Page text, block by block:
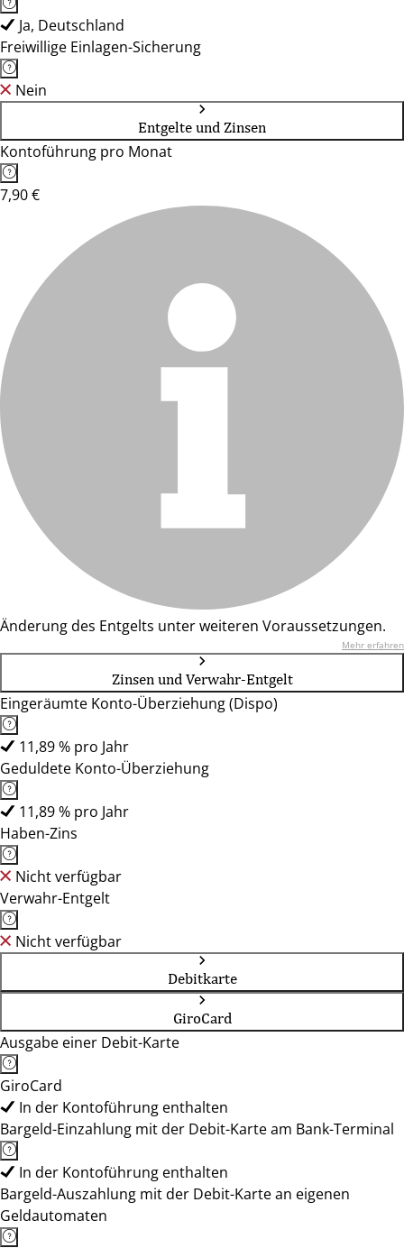
Ja, Deutschland
Freiwillige Einlagen-Sicherung
Nein
Entgelte und Zinsen
Kontoführung pro Monat
7,90 €
Änderung des Entgelts unter weiteren Voraussetzungen.
Mehr erfahren
Zinsen und Verwahr-Entgelt
Eingeräumte Konto-Überziehung (Dispo)
11,89 % pro Jahr
Geduldete Konto-Überziehung
11,89 % pro Jahr
Haben-Zins
Nicht verfügbar
Verwahr-Entgelt
Nicht verfügbar
Debitkarte
GiroCard
Ausgabe einer Debit-Karte
GiroCard
In der Kontoführung enthalten
Bargeld-Einzahlung mit der Debit-Karte am Bank-Terminal
In der Kontoführung enthalten
Bargeld-Auszahlung mit der Debit-Karte an eigenen
Geldautomaten